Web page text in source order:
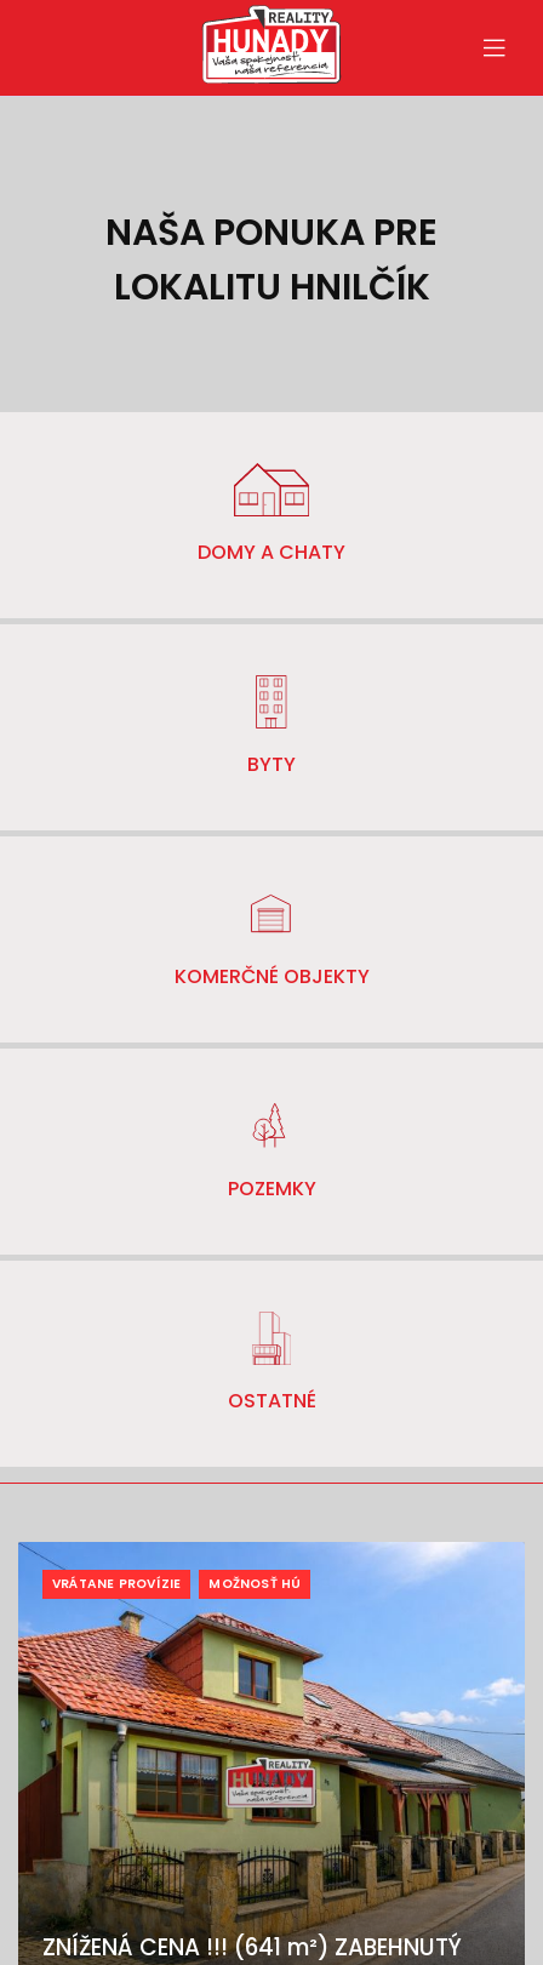
NAŠA PONUKA PRE
LOKALITU HNILČÍK
DOMY A CHATY
BYTY
KOMERČNÉ OBJEKTY
POZEMKY
OSTATNÉ
VRÁTANE PROVÍZIE MOŽNOSŤ HÚ
ZNÍŽENÁ CENA !!! (641 m²) ZABEHNUTÝ